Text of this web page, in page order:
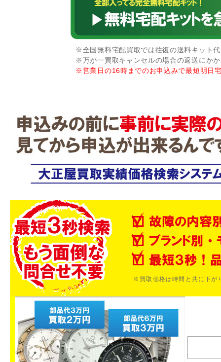
※全国無料宅配買取では往復の送料キット
※万が一買取キャンセルの場合の返送にか
※営業日の16時までのお申込みで最短明日
※買取価格は時間と共に下が